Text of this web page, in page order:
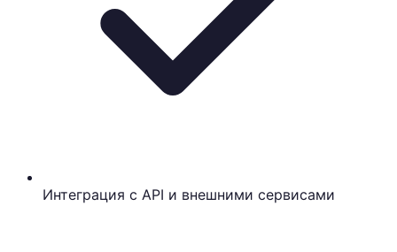
Интеграция с API и внешними сервисами